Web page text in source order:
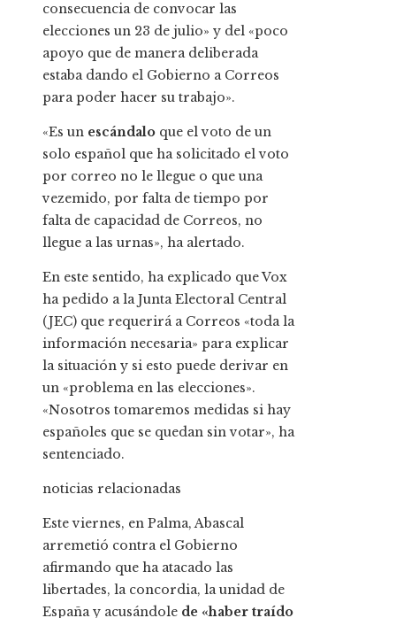
consecuencia de convocar las
elecciones un 23 de julio» y del «poco
apoyo que de manera deliberada
estaba dando el Gobierno a Correos
para poder hacer su trabajo».
«Es un escándalo que el voto de un
solo español que ha solicitado el voto
por correo no le llegue o que una
vezemido, por falta de tiempo por
falta de capacidad de Correos, no
llegue a las urnas», ha alertado.
En este sentido, ha explicado que Vox
ha pedido a la Junta Electoral Central
(JEC) que requerirá a Correos «toda la
información necesaria» para explicar
la situación y si esto puede derivar en
un «problema en las elecciones».
«Nosotros tomaremos medidas si hay
españoles que se quedan sin votar», ha
sentenciado.
noticias relacionadas
Este viernes, en Palma, Abascal
arremetió contra el Gobierno
afirmando que ha atacado las
libertades, la concordia, la unidad de
España y acusándole de «haber traído